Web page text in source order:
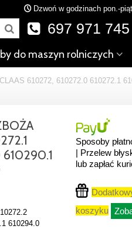
Dzwoń w godzinach pon.-
697 971 745
do maszyn rolniczych
610272, 610272.0 610272.1
610294.0
Sposoby
| Przelew
lub zapłać
koszyku